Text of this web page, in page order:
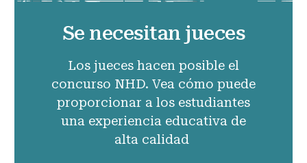
Se necesitan jueces
Los jueces hacen posible el
concurso NHD. Vea cómo puede
proporcionar a los estudiantes
una experiencia educativa de
alta calidad